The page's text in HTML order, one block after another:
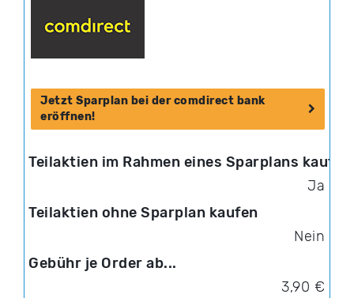
Jetzt Sparplan bei der comdirect bank
eröffnen!
Ja
Nein
3,90 €